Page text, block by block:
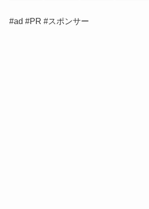
#ad #PR #スポンサー